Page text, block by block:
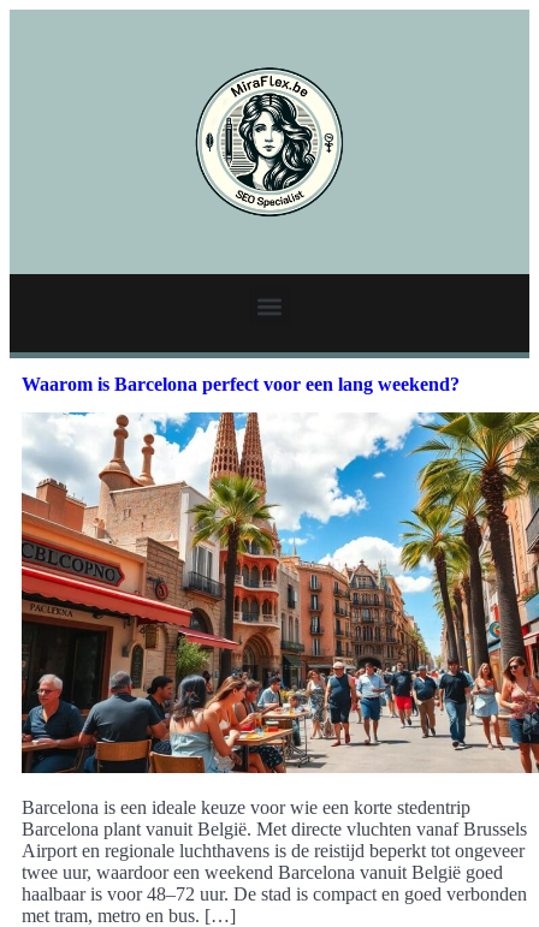
Waarom is Barcelona perfect voor een lang weekend?
Barcelona is een ideale keuze voor wie een korte stedentrip
Barcelona plant vanuit België. Met directe vluchten vanaf Brussels
Airport en regionale luchthavens is de reistijd beperkt tot ongeveer
twee uur, waardoor een weekend Barcelona vanuit België goed
haalbaar is voor 48–72 uur. De stad is compact en goed verbonden
met tram, metro en bus. […]